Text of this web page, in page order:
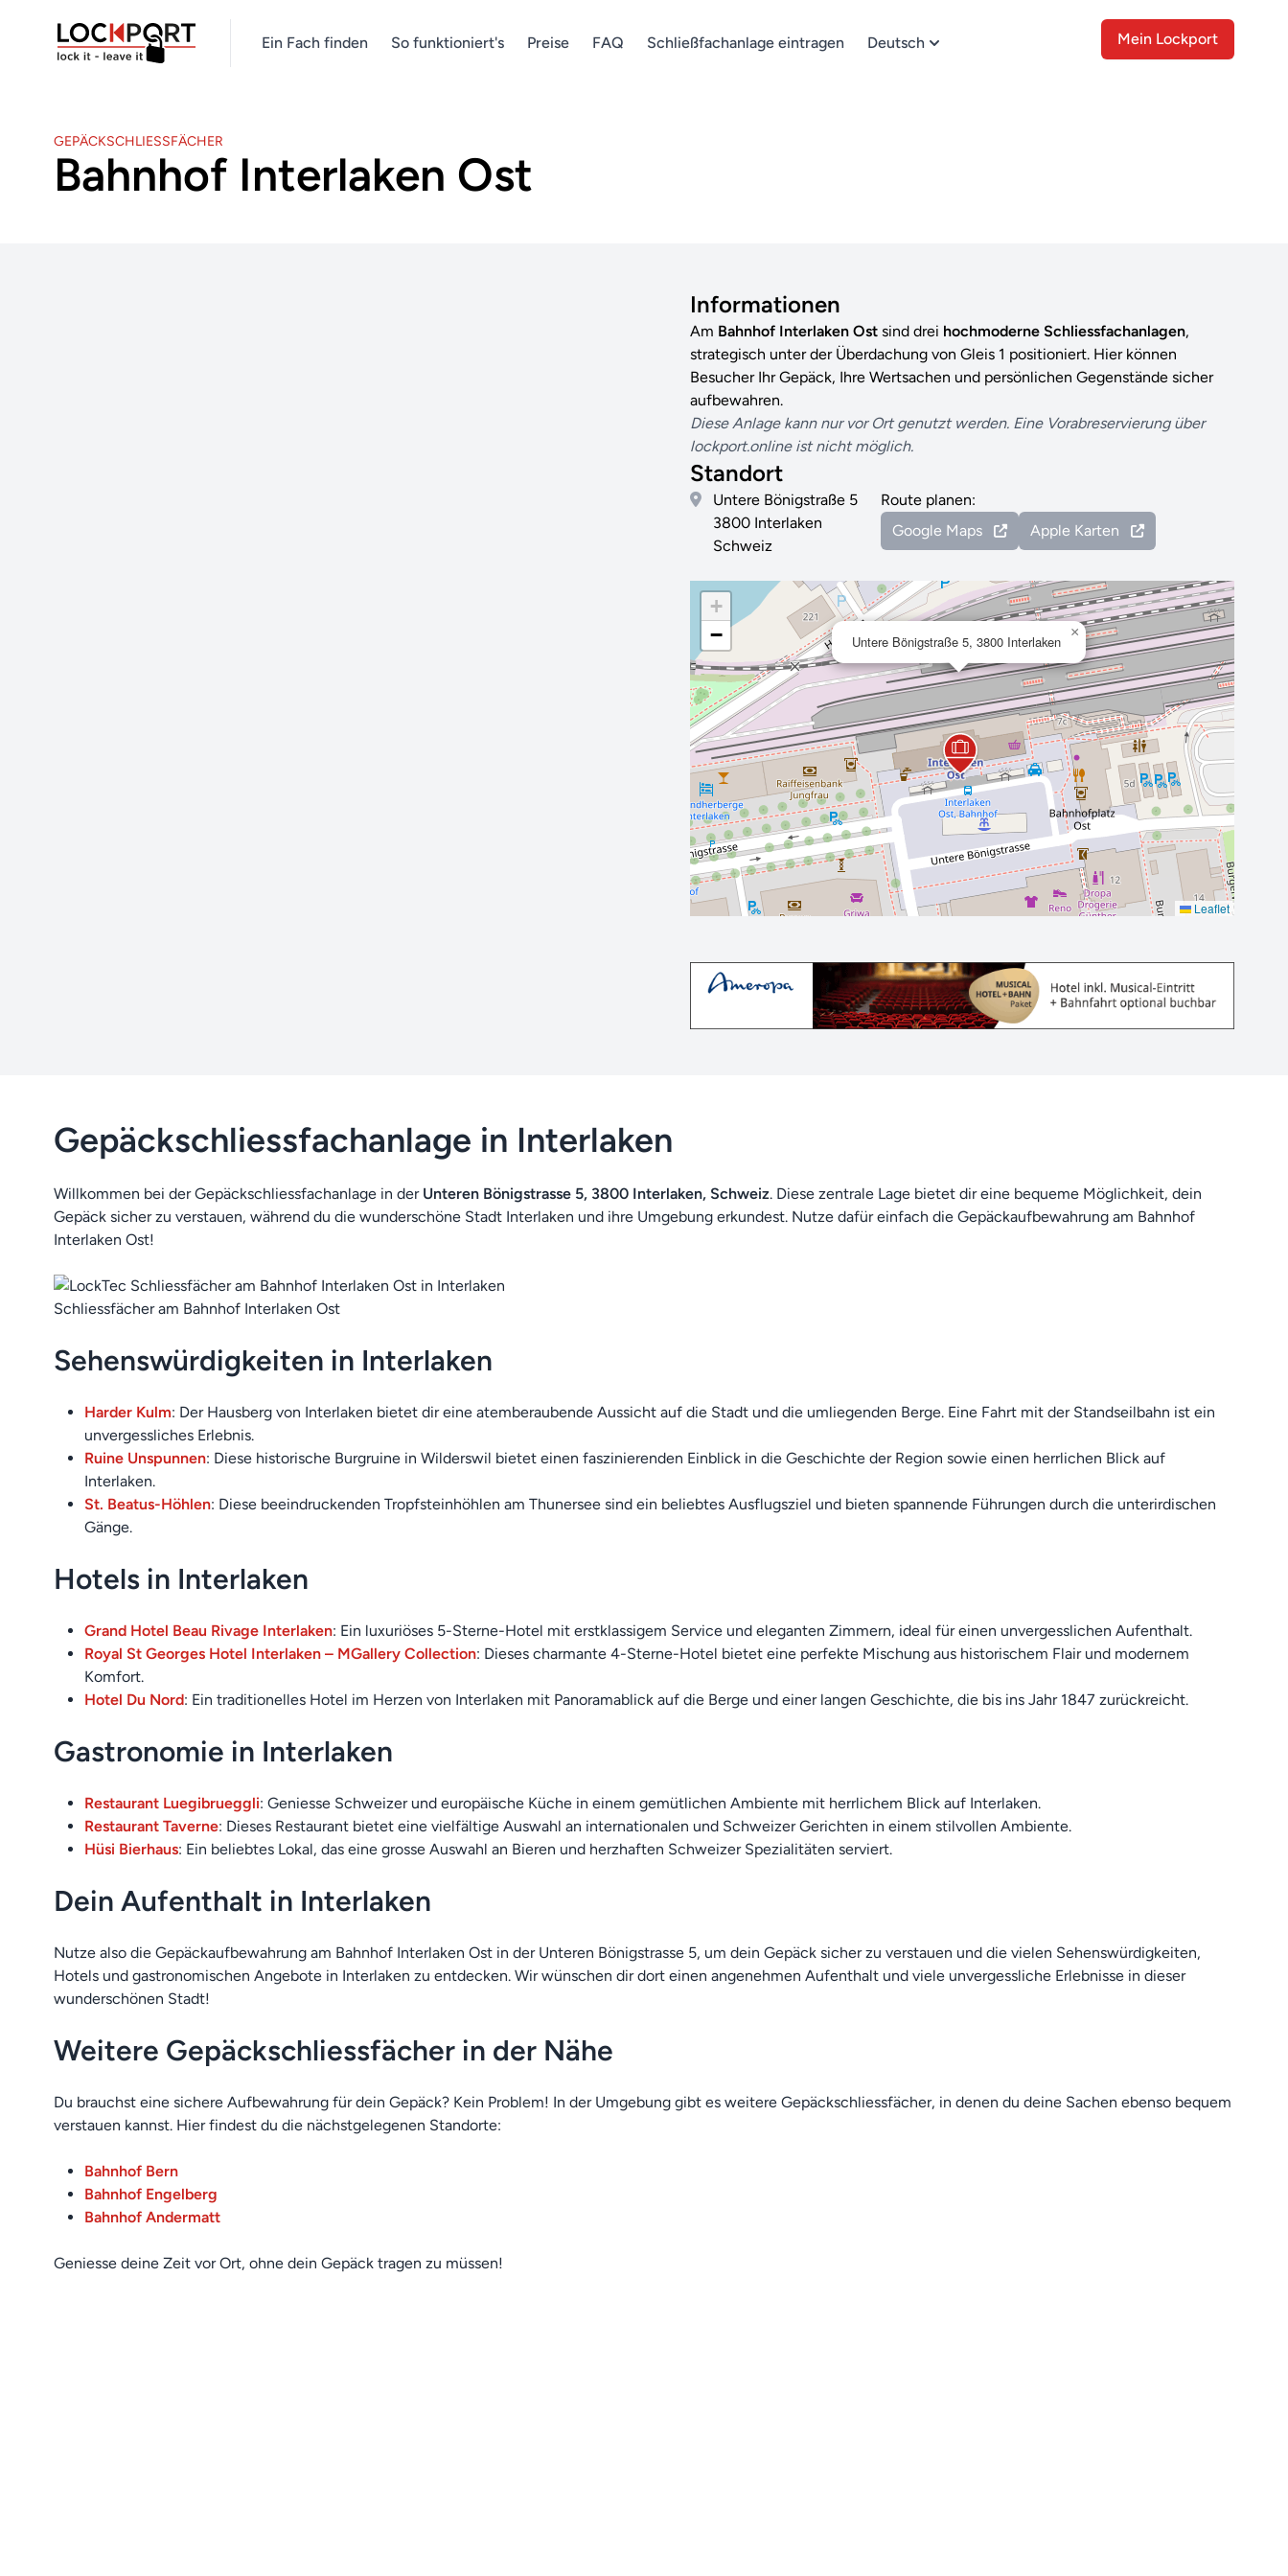
Ein Fach finden So funktioniert's Preise FAQ Schließfachanlage eintragen Deutsch Mein Lockport
GEPÄCKSCHLIESSFÄCHER
Bahnhof Interlaken Ost
Informationen
Am Bahnhof Interlaken Ost sind drei hochmoderne Schliessfachanlagen,
strategisch unter der Überdachung von Gleis 1 positioniert. Hier können
Besucher Ihr Gepäck, Ihre Wertsachen und persönlichen Gegenstände sicher
aufbewahren.
Diese Anlage kann nur vor Ort genutzt werden. Eine Vorabreservierung über
lockport.online ist nicht möglich.
Standort
Untere Bönigstraße 5
3800 Interlaken
Schweiz
Route planen:
Google Maps
Apple Karten
Untere Bönigstraße 5, 3800 Interlaken
×
+
−
Leaflet
Gepäckschliessfachanlage in Interlaken
Willkommen bei der Gepäckschliessfachanlage in derUnteren Bönigstrasse 5, 3800 Interlaken, Schweiz. Diese zentrale Lage bietet dir eine bequeme Möglichkeit, dein
Gepäck sicher zu verstauen, während du die wunderschöne Stadt Interlaken und ihre Umgebung erkundest. Nutze dafür einfach die Gepäckaufbewahrung am Bahnhof
Interlaken Ost!
Schliessfächer am Bahnhof Interlaken Ost
Sehenswürdigkeiten in Interlaken
Harder Kulm: Der Hausberg von Interlaken bietet dir eine atemberaubende Aussicht auf die Stadt und die umliegenden Berge. Eine Fahrt mit der Standseilbahn ist ein
unvergessliches Erlebnis.
Ruine Unspunnen: Diese historische Burgruine in Wilderswil bietet einen faszinierenden Einblick in die Geschichte der Region sowie einen herrlichen Blick auf
Interlaken.
St. Beatus-Höhlen: Diese beeindruckenden Tropfsteinhöhlen am Thunersee sind ein beliebtes Ausflugsziel und bieten spannende Führungen durch die unterirdischen
Gänge.
Hotels in Interlaken
Grand Hotel Beau Rivage Interlaken: Ein luxuriöses 5-Sterne-Hotel mit erstklassigem Service und eleganten Zimmern, ideal für einen unvergesslichen Aufenthalt.
Royal St Georges Hotel Interlaken – MGallery Collection: Dieses charmante 4-Sterne-Hotel bietet eine perfekte Mischung aus historischem Flair und modernem
Komfort.
Hotel Du Nord: Ein traditionelles Hotel im Herzen von Interlaken mit Panoramablick auf die Berge und einer langen Geschichte, die bis ins Jahr 1847 zurückreicht.
Gastronomie in Interlaken
Restaurant Luegibrueggli: Geniesse Schweizer und europäische Küche in einem gemütlichen Ambiente mit herrlichem Blick auf Interlaken.
Restaurant Taverne: Dieses Restaurant bietet eine vielfältige Auswahl an internationalen und Schweizer Gerichten in einem stilvollen Ambiente.
Hüsi Bierhaus: Ein beliebtes Lokal, das eine grosse Auswahl an Bieren und herzhaften Schweizer Spezialitäten serviert.
Dein Aufenthalt in Interlaken
Nutze also die Gepäckaufbewahrung am Bahnhof Interlaken Ost in der Unteren Bönigstrasse 5, um dein Gepäck sicher zu verstauen und die vielen Sehenswürdigkeiten,
Hotels und gastronomischen Angebote in Interlaken zu entdecken. Wir wünschen dir dort einen angenehmen Aufenthalt und viele unvergessliche Erlebnisse in dieser
wunderschönen Stadt!
Weitere Gepäckschliessfächer in der Nähe
Du brauchst eine sichere Aufbewahrung für dein Gepäck? Kein Problem! In der Umgebung gibt es weitere Gepäckschliessfächer, in denen du deine Sachen ebenso bequem
verstauen kannst. Hier findest du die nächstgelegenen Standorte:
Bahnhof Bern
Bahnhof Engelberg
Bahnhof Andermatt
Geniesse deine Zeit vor Ort, ohne dein Gepäck tragen zu müssen!